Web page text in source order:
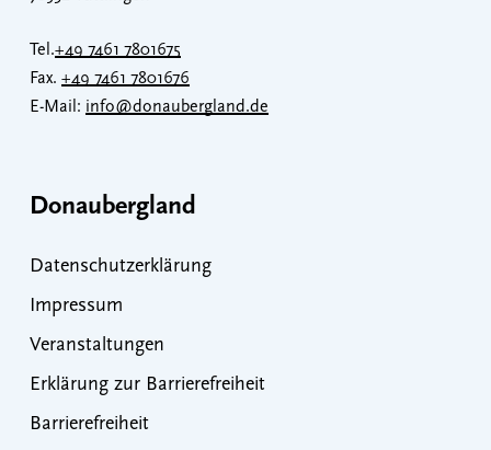
Tel.+49 7461 7801675
Fax. +49 7461 7801676
E-Mail: info@donaubergland.de
Donaubergland
Datenschutzerklärung
Impressum
Veranstaltungen
Erklärung zur Barrierefreiheit
Barrierefreiheit